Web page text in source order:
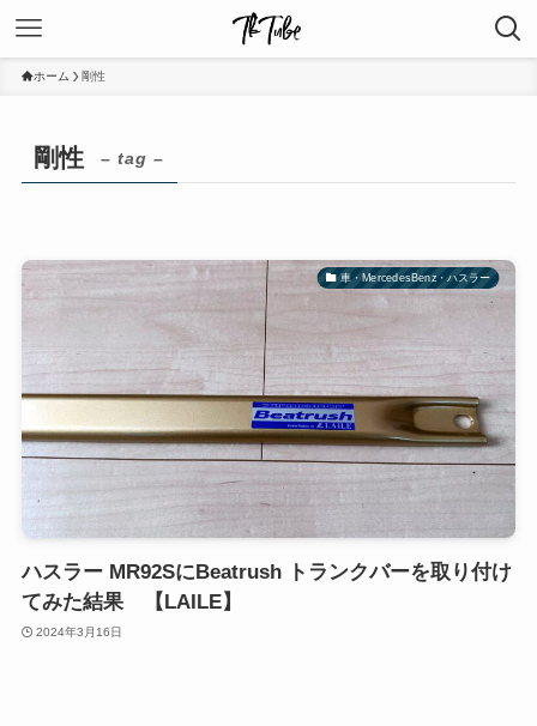
ホーム 剛性
剛性 – tag –
車・MercedesBenz・ハスラー
ハスラー MR92SにBeatrush トランクバーを取り付け
てみた結果 【LAILE】
2024年3月16日